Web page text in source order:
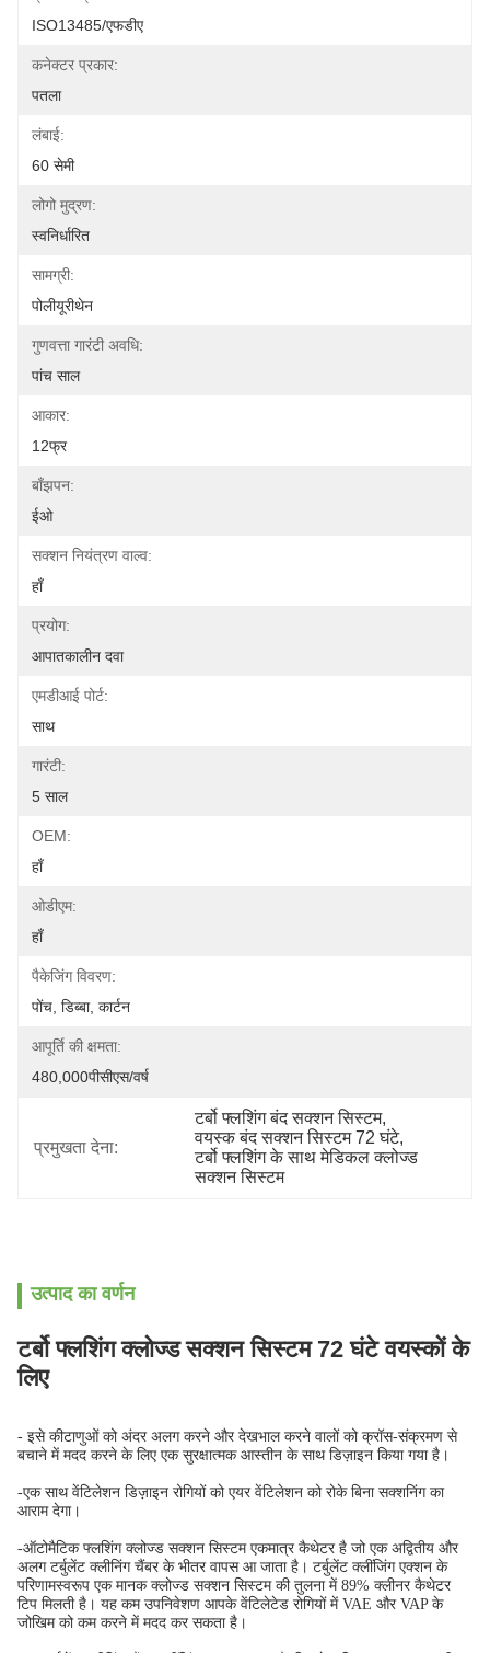
ISO13485/एफडीए
कनेक्टर प्रकार:
पतला
लंबाई:
60 सेमी
लोगो मुद्रण:
स्वनिर्धारित
सामग्री:
पोलीयूरीथेन
गुणवत्ता गारंटी अवधि:
पांच साल
आकार:
12फ्र
बाँझपन:
ईओ
सक्शन नियंत्रण वाल्व:
हाँ
प्रयोग:
आपातकालीन दवा
एमडीआई पोर्ट:
साथ
गारंटी:
5 साल
OEM:
हाँ
ओडीएम:
हाँ
पैकेजिंग विवरण:
पोंच, डिब्बा, कार्टन
आपूर्ति की क्षमता:
480,000पीसीएस/वर्ष
प्रमुखता देना:
टर्बो फ्लशिंग बंद सक्शन सिस्टम,
वयस्क बंद सक्शन सिस्टम 72 घंटे,
टर्बो फ्लशिंग के साथ मेडिकल क्लोज्ड
सक्शन सिस्टम
उत्पाद का वर्णन
टर्बो फ्लशिंग क्लोज्ड सक्शन सिस्टम 72 घंटे वयस्कों के
लिए
- इसे कीटाणुओं को अंदर अलग करने और देखभाल करने वालों को क्रॉस-संक्रमण से
बचाने में मदद करने के लिए एक सुरक्षात्मक आस्तीन के साथ डिज़ाइन किया गया है।
-एक साथ वेंटिलेशन डिज़ाइन रोगियों को एयर वेंटिलेशन को रोके बिना सक्शनिंग का
आराम देगा।
-ऑटोमैटिक फ्लशिंग क्लोज्ड सक्शन सिस्टम एकमात्र कैथेटर है जो एक अद्वितीय और
अलग टर्बुलेंट क्लीनिंग चैंबर के भीतर वापस आ जाता है। टर्बुलेंट क्लींजिंग एक्शन के
परिणामस्वरूप एक मानक क्लोज्ड सक्शन सिस्टम की तुलना में 89% क्लीनर कैथेटर
टिप मिलती है। यह कम उपनिवेशण आपके वेंटिलेटेड रोगियों में VAE और VAP के
जोखिम को कम करने में मदद कर सकता है।